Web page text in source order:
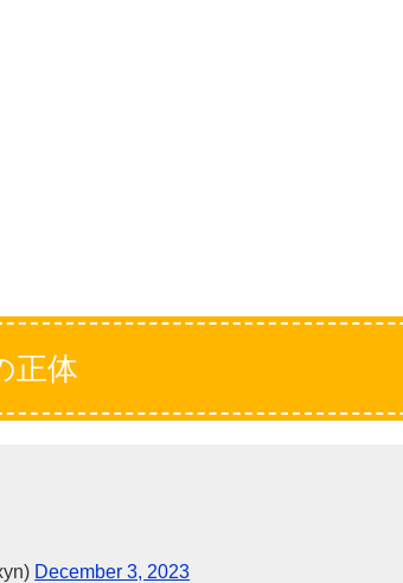
正体
December 3, 2023